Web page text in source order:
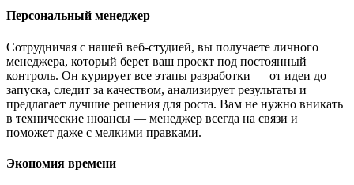
Персональный менеджер
Сотрудничая с нашей веб-студией, вы получаете личного
менеджера, который берет ваш проект под постоянный
контроль. Он курирует все этапы разработки — от идеи до
запуска, следит за качеством, анализирует результаты и
предлагает лучшие решения для роста. Вам не нужно вникать
в технические нюансы — менеджер всегда на связи и
поможет даже с мелкими правками.
Экономия времени